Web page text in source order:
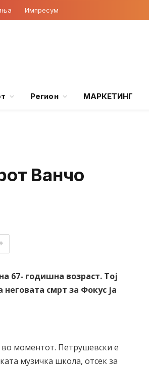
Импресум
Регион МАРКЕТИНГ
Ванчо
67- годишна возраст. Тој
смрт за Фокус ја
моментот. Петрушевски е
музичка школа, отсек за